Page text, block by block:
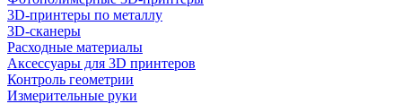
3D-принтеры по металлу
3D-сканеры
Расходные материалы
Аксессуары для 3D принтеров
Контроль геометрии
Измерительные руки